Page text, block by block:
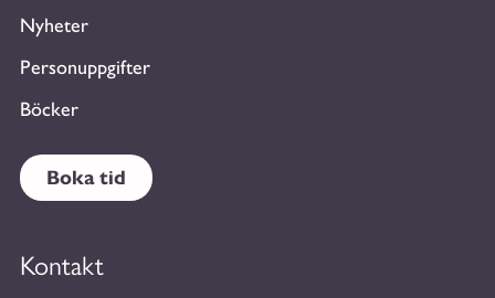
Nyheter
Personuppgifter
Böcker
Boka tid
Kontakt